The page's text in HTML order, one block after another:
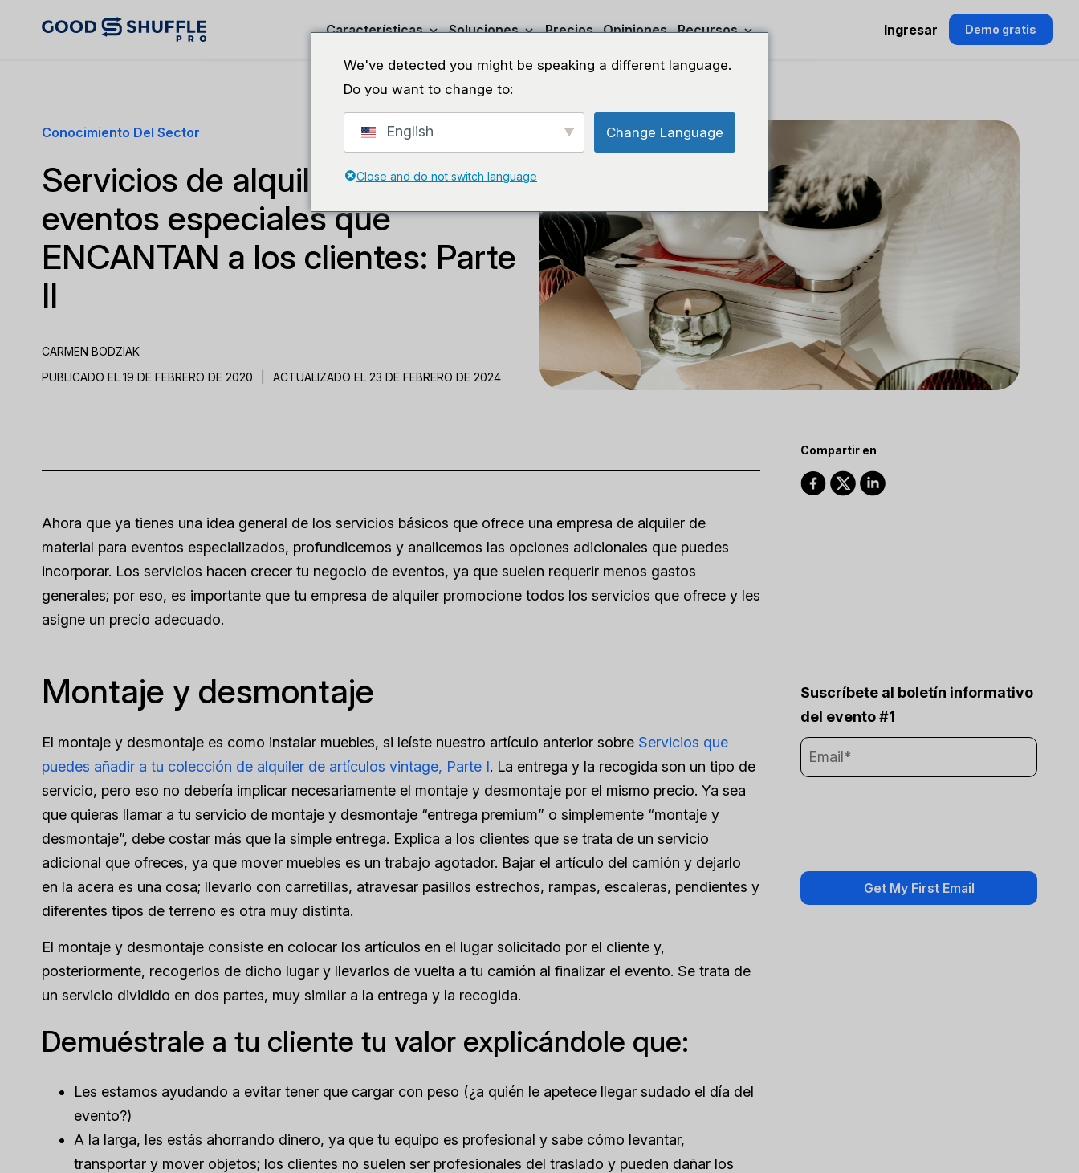
Características Soluciones Precios Opiniones Recursos Ingresar Demo gratis
Conocimiento Del Sector
Servicios de alquiler para
eventos especiales que
ENCANTAN a los clientes: Parte
II
CARMEN BODZIAK
PUBLICADO EL 19 DE FEBRERO DE 2020
ACTUALIZADO EL 23 DE FEBRERO DE 2024
Ahora que ya tienes una idea general de los servicios básicos que ofrece una empresa de alquiler de
material para eventos especializados, profundicemos y analicemos las opciones adicionales que puedes
incorporar. Los servicios hacen crecer tu negocio de eventos, ya que suelen requerir menos gastos
generales; por eso, es importante que tu empresa de alquiler promocione todos los servicios que ofrece y les
asigne un precio adecuado.
Montaje y desmontaje
El montaje y desmontaje es como instalar muebles, si leíste nuestro artículo anterior sobre Servicios que
puedes añadir a tu colección de alquiler de artículos vintage, Parte I. La entrega y la recogida son un tipo de
servicio, pero eso no debería implicar necesariamente el montaje y desmontaje por el mismo precio. Ya sea
que quieras llamar a tu servicio de montaje y desmontaje “entrega premium” o simplemente “montaje y
desmontaje”, debe costar más que la simple entrega. Explica a los clientes que se trata de un servicio
adicional que ofreces, ya que mover muebles es un trabajo agotador. Bajar el artículo del camión y dejarlo
en la acera es una cosa; llevarlo con carretillas, atravesar pasillos estrechos, rampas, escaleras, pendientes y
diferentes tipos de terreno es otra muy distinta.
El montaje y desmontaje consiste en colocar los artículos en el lugar solicitado por el cliente y,
posteriormente, recogerlos de dicho lugar y llevarlos de vuelta a tu camión al finalizar el evento. Se trata de
un servicio dividido en dos partes, muy similar a la entrega y la recogida.
Demuéstrale a tu cliente tu valor explicándole que:
Les estamos ayudando a evitar tener que cargar con peso (¿a quién le apetece llegar sudado el día del
evento?)
A la larga, les estás ahorrando dinero, ya que tu equipo es profesional y sabe cómo levantar,
transportar y mover objetos; los clientes no suelen ser profesionales del traslado y pueden dañar los
Compartir en
Suscríbete al boletín informativo
del evento #1
We've detected you might be speaking a different language.
Do you want to change to:
English Change Language
Close and do not switch language